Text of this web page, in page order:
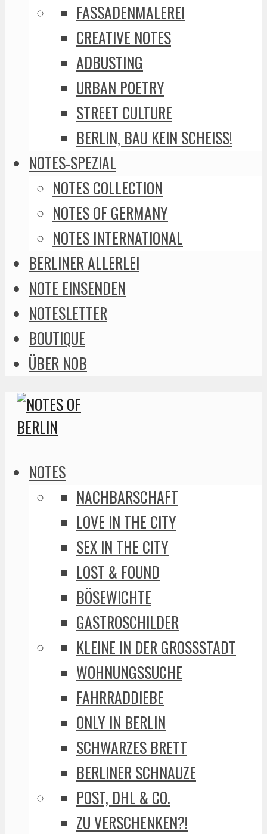
FASSADENMALEREI
CREATIVE NOTES
ADBUSTING
URBAN POETRY
STREET CULTURE
BERLIN, BAU KEIN SCHEISS!
NOTES-SPEZIAL
NOTES COLLECTION
NOTES OF GERMANY
NOTES INTERNATIONAL
BERLINER ALLERLEI
NOTE EINSENDEN
NOTESLETTER
BOUTIQUE
ÜBER NOB
NOTES
NACHBARSCHAFT
LOVE IN THE CITY
SEX IN THE CITY
LOST & FOUND
BÖSEWICHTE
GASTROSCHILDER
KLEINE IN DER GROSSSTADT
WOHNUNGSSUCHE
FAHRRADDIEBE
ONLY IN BERLIN
SCHWARZES BRETT
BERLINER SCHNAUZE
POST, DHL & CO.
ZU VERSCHENKEN?!